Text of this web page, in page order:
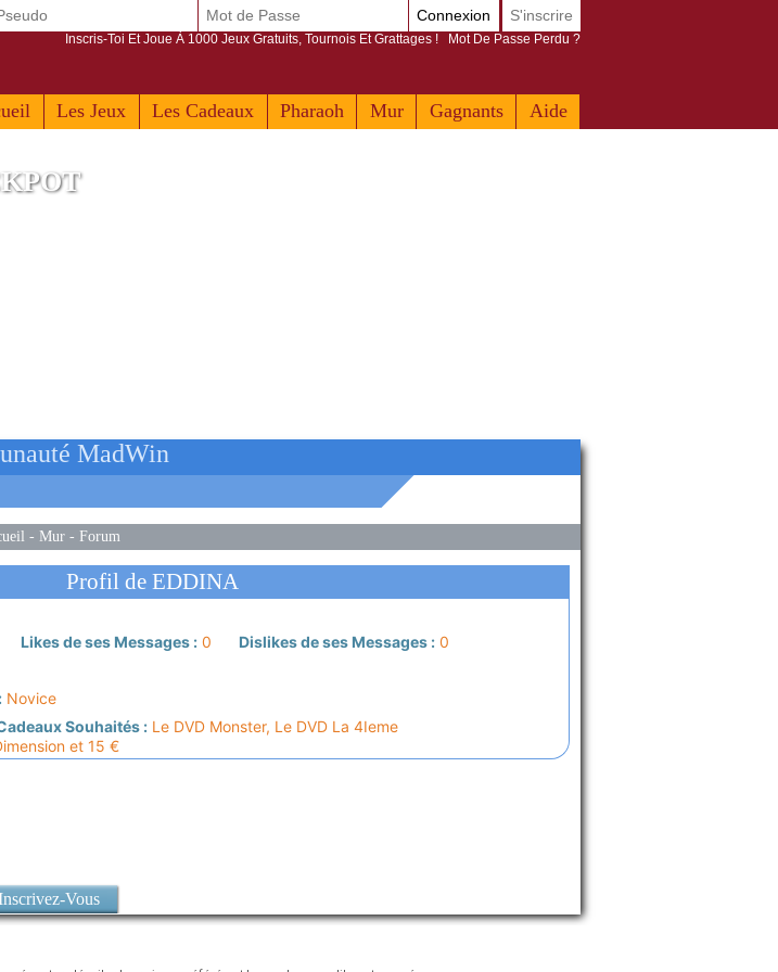
Les Jeux Les Cadeaux Pharaoh Mur Gagnants Aide
Connexion S'inscrire
Inscris-Toi Et Joue À 1000 Jeux Gratuits, Tournois Et Grattages ! Mot De Passe Perdu ?
MadWin
- Mur- Forum
Profil de EDDINA
Likes de ses Messages :0 Dislikes de ses Messages :0
Novice
Souhaités :Le DVD Monster, Le DVD La 4Ieme
et 15 €
Vous